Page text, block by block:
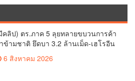
คลิป) ตร.ภาค 5 ลุยทลายขบวนการค้า
ข้ามชาติ ยึดบา 3.2 ล้านเม็ด-เฮโรอีน
ลุ 1.5 พันล้าน
6 สิงหาคม 2026